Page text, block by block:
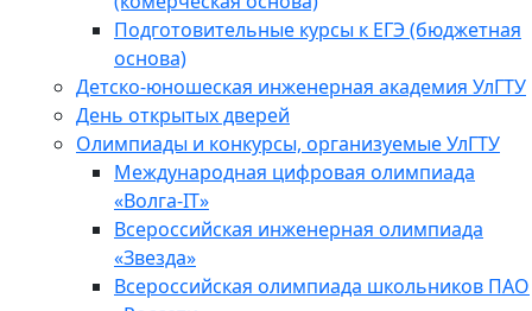
Подготовительные курсы к ЕГЭ (бюджетная
основа)
Детско-юношеская инженерная академия УлГТУ
День открытых дверей
Олимпиады и конкурсы, организуемые УлГТУ
Международная цифровая олимпиада
«Волга-IT»
Всероссийская инженерная олимпиада
«Звезда»
Всероссийская олимпиада школьников ПАО